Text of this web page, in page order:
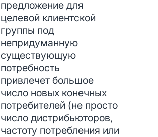
предложение для
целевой клиентской
группы под
непридуманную
существующую
потребность
привлечет большое
число новых конечных
потребителей (не просто
число дистрибьюторов,
частоту потребления или